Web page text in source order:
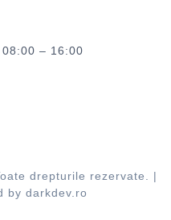
– 16:00
drepturile rezervate. |
by darkdev.ro